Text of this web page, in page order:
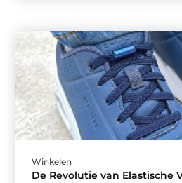
Winkelen
De Revolutie van Elastische